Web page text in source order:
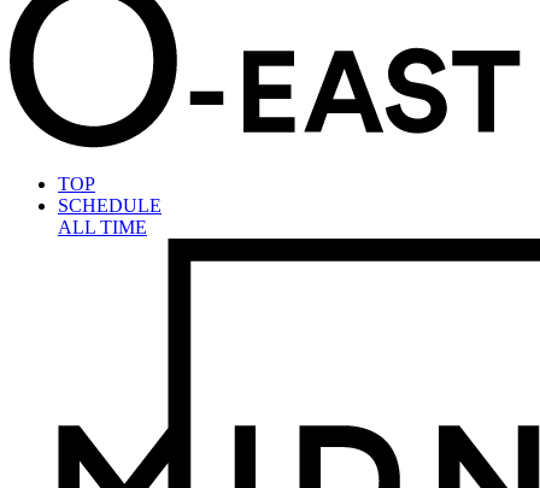
TOP
SCHEDULE
ALL TIME